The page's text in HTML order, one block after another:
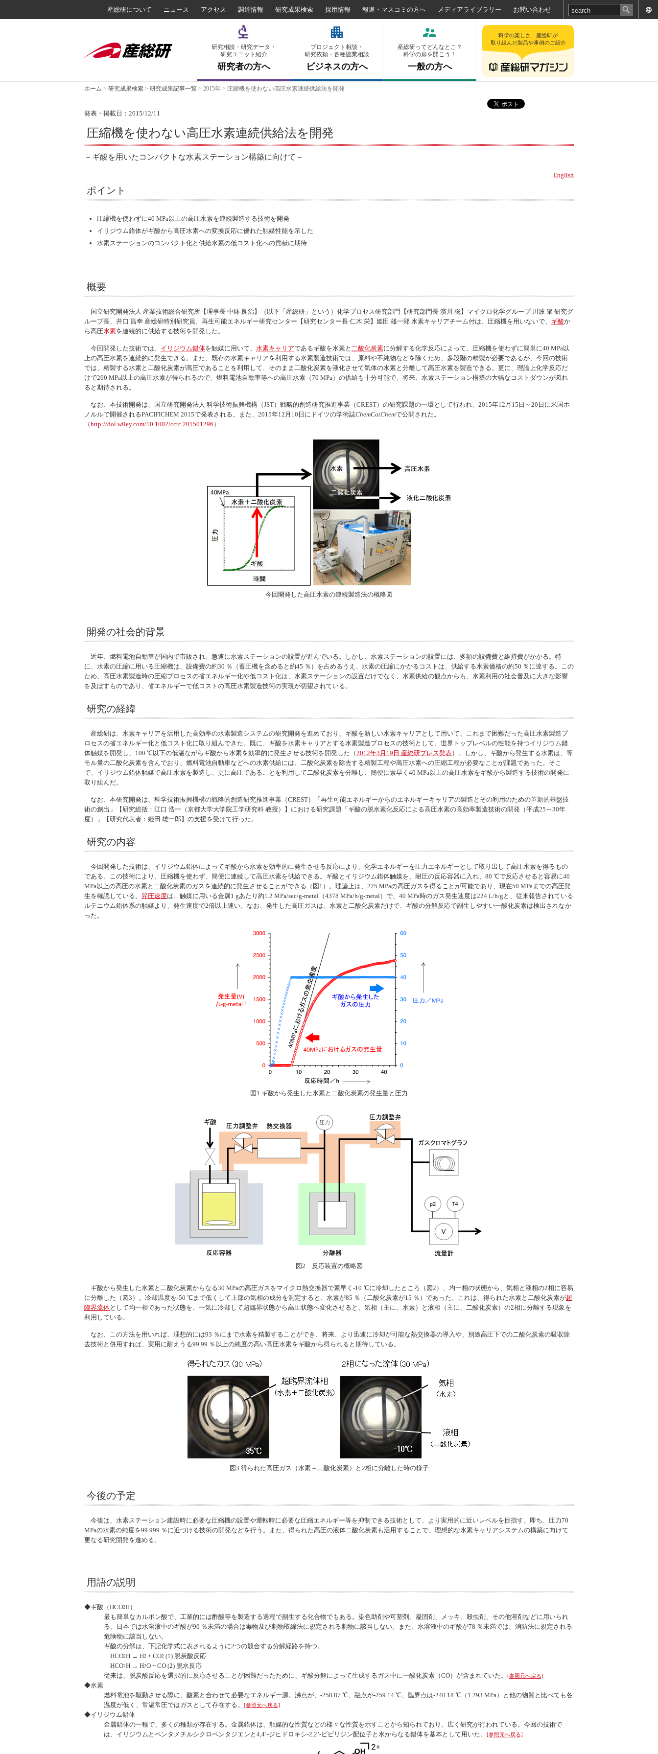
産総研について ニュース アクセス 調達情報 研究成果検索 採用情報 報道・マスコミの方へ メディアライブラリー お問い合わせ
研究相談・研究データ・
研究ユニット紹介
研究者の方へ
プロジェクト相談・
研究依頼・各種協業相談
ビジネスの方へ
産総研ってどんなとこ？
科学の扉を開こう！
一般の方へ
科学の楽しさ、産総研が
取り組んだ製品や事例のご紹介
ホーム > 研究成果検索 > 研究成果記事一覧 > 2015年 > 圧縮機を使わない高圧水素連続供給法を開発
発表・掲載日：2015/12/11
圧縮機を使わない高圧水素連続供給法を開発
－ギ酸を用いたコンパクトな水素ステーション構築に向けて－
English
ポイント
圧縮機を使わずに40 MPa以上の高圧水素を連続製造する技術を開発
イリジウム錯体がギ酸から高圧水素への変換反応に優れた触媒性能を示した
水素ステーションのコンパクト化と供給水素の低コスト化への貢献に期待
概要
国立研究開発法人 産業技術総合研究所【理事長 中鉢 良治】（以下「産総研」という）化学プロセス研究部門【研究部門長 濱川 聡】マイクロ化学グループ 川波 肇 研究グ
ループ長、井口 昌幸 産総研特別研究員、再生可能エネルギー研究センター【研究センター長 仁木 栄】姫田 雄一郎 水素キャリアチーム付は、圧縮機を用いないで、 ギ酸か
ら高圧水素を連続的に供給する技術を開発した。
今回開発した技術では、 イリジウム錯体を触媒に用いて、 水素キャリアであるギ酸を水素と 二酸化炭素に分解する化学反応によって、圧縮機を使わずに簡単に40 MPa以
上の高圧水素を連続的に発生できる。また、既存の水素キャリアを利用する水素製造技術では、原料や不純物などを除くため、多段階の精製が必要であるが、今回の技術
では、精製する水素と二酸化炭素が高圧であることを利用して、そのまま二酸化炭素を液化させて気体の水素と分離して高圧水素を製造できる。更に、理論上化学反応だ
けで200 MPa以上の高圧水素が得られるので、燃料電池自動車等への高圧水素（70 MPa）の供給も十分可能で、将来、水素ステーション構築の大幅なコストダウンが図れ
ると期待される。
なお、本技術開発は、国立研究開発法人 科学技術振興機構（JST）戦略的創造研究推進事業（CREST）の研究課題の一環として行われ、2015年12月15日～20日に米国ホ
ノルルで開催されるPACIFICHEM 2015で発表される。また、2015年12月10日にドイツの学術誌ChemCatChemで公開された。
（http://doi.wiley.com/10.1002/cctc.201501296 ）
今回開発した高圧水素の連続製造法の概略図
開発の社会的背景
近年、燃料電池自動車が国内で市販され、急速に水素ステーションの設置が進んでいる。しかし、水素ステーションの設置には、多額の設備費と維持費がかかる。特
に、水素の圧縮に用いる圧縮機は、設備費の約30 ％（蓄圧機を含めると約45 ％）を占めるうえ、水素の圧縮にかかるコストは、供給する水素価格の約50 ％に達する。この
ため、高圧水素製造時の圧縮プロセスの省エネルギー化や低コスト化は、水素ステーションの設置だけでなく、水素供給の観点からも、水素利用の社会普及に大きな影響
を及ぼすものであり、省エネルギーで低コストの高圧水素製造技術の実現が切望されている。
研究の経緯
産総研は、水素キャリアを活用した高効率の水素製造システムの研究開発を進めており、ギ酸を新しい水素キャリアとして用いて、これまで困難だった高圧水素製造プ
ロセスの省エネルギー化と低コスト化に取り組んできた。既に、ギ酸を水素キャリアとする水素製造プロセスの技術として、世界トップレベルの性能を持つイリジウム錯
体触媒を開発し、100 ℃以下の低温ながらギ酸から水素を効率的に発生させる技術を開発した（2012年3月19日 産総研プレス発表）。しかし、ギ酸から発生する水素は、等
モル量の二酸化炭素を含んでおり、燃料電池自動車などへの水素供給には、二酸化炭素を除去する精製工程や高圧水素への圧縮工程が必要なことが課題であった。そこ
で、イリジウム錯体触媒で高圧水素を製造し、更に高圧であることを利用して二酸化炭素を分離し、簡便に素早く40 MPa以上の高圧水素をギ酸から製造する技術の開発に
取り組んだ。
なお、本研究開発は、科学技術振興機構の戦略的創造研究推進事業（CREST）「再生可能エネルギーからのエネルギーキャリアの製造とその利用のための革新的基盤技
術の創出」【研究総括：江口 浩一（京都大学大学院工学研究科 教授）】における研究課題「ギ酸の脱水素化反応による高圧水素の高効率製造技術の開発（平成25～30年
度）」【研究代表者：姫田 雄一郎】の支援を受けて行った。
研究の内容
今回開発した技術は、イリジウム錯体によってギ酸から水素を効率的に発生させる反応により、化学エネルギーを圧力エネルギーとして取り出して高圧水素を得るもの
である。この技術により、圧縮機を使わず、簡便に連続して高圧水素を供給できる。ギ酸とイリジウム錯体触媒を、耐圧の反応容器に入れ、80 ℃で反応させると容易に40
MPa以上の高圧の水素と二酸化炭素のガスを連続的に発生させることができる（図1）。理論上は、225 MPaの高圧ガスを得ることが可能であり、現在50 MPaまでの高圧発
生を確認している。 昇圧速度は、触媒に用いる金属1 gあたり約1.2 MPa/sec/g-metal （4378 MPa/h/g-metal ）で、40 MPa時のガス発生速度は224 L/h/gと、従来報告されている
ルテニウム錯体系の触媒より、発生速度で2倍以上速い。なお、発生した高圧ガスは、水素と二酸化炭素だけで、ギ酸の分解反応で副生しやすい一酸化炭素は検出されなか
った。
図1 ギ酸から発生した水素と二酸化炭素の発生量と圧力
図2 反応装置の概略図
ギ酸から発生した水素と二酸化炭素からなる30 MPaの高圧ガスをマイクロ熱交換器で素早く-10 ℃に冷却したところ（図2）、均一相の状態から、気相と液相の2相に容易
に分離した（図3）。冷却温度を-50 ℃まで低くして上部の気相の成分を測定すると、水素が85 ％（二酸化炭素が15 ％）であった。これは、得られた水素と二酸化炭素が超
臨界流体として均一相であった状態を、一気に冷却して超臨界状態から高圧状態へ変化させると、気相（主に、水素）と液相（主に、二酸化炭素）の2相に分離する現象を
利用している。
なお、この方法を用いれば、理想的には93 ％にまで水素を精製することができ、将来、より迅速に冷却が可能な熱交換器の導入や、別途高圧下での二酸化炭素の吸収除
去技術と併用すれば、実用に耐えうる99.99 ％以上の純度の高い高圧水素をギ酸から得られると期待している。
図3 得られた高圧ガス（水素＋二酸化炭素）と2相に分離した時の様子
今後の予定
今後は、水素ステーション建設時に必要な圧縮機の設置や運転時に必要な圧縮エネルギー等を抑制できる技術として、より実用的に近いレベルを目指す。即ち、圧力70
MPaの水素の純度を99.999 ％に近づける技術の開発などを行う。また、得られた高圧の液体二酸化炭素も活用することで、理想的な水素キャリアシステムの構築に向けて
更なる研究開発を進める。
用語の説明
◆ギ酸（HCO2H）
最も簡単なカルボン酸で、工業的には酢酸等を製造する過程で副生する化合物でもある。染色助剤や可塑剤、凝固剤、メッキ、殺虫剤、その他溶剤などに用いられ
る。日本では水溶液中のギ酸が90 ％未満の場合は毒物及び劇物取締法に規定される劇物に該当しない。また、水溶液中のギ酸が78 ％未満では、消防法に規定される
危険物に該当しない。
ギ酸の分解は、下記化学式に表されるように2つの競合する分解経路を持つ。
HCO2H → H2 + CO2 (1) 脱炭酸反応
HCO2H → H2O + CO (2) 脱水反応
従来は、脱炭酸反応を選択的に反応させることが困難だったために、ギ酸分解によって生成するガス中に一酸化炭素（CO）が含まれていた。
[参照元へ戻る]
◆水素
燃料電池を駆動させる際に、酸素と合わせて必要なエネルギー源。沸点が、-258.87 ℃、融点が-259.14 ℃、臨界点は-240.18 ℃（1.293 MPa）と他の物質と比べても各
温度が低く、常温常圧ではガスとして存在する。
[参照元へ戻る]
◆イリジウム錯体
金属錯体の一種で、多くの種類が存在する。金属錯体は、触媒的な性質などの様々な性質を示すことから知られており、広く研究が行われている。今回の技術で
は、イリジウムとペンタメチルシクロペンタジエンと4,4’-ジヒドロキシ-2,2’-ビピリジン配位子と水からなる錯体を基本として用いた。
[参照元へ戻る]